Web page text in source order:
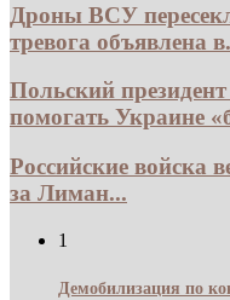
Дроны ВСУ
тревога объявлена
Польский
помогать Украине
Российские войска
за Лиман...
1
Демобилизация по